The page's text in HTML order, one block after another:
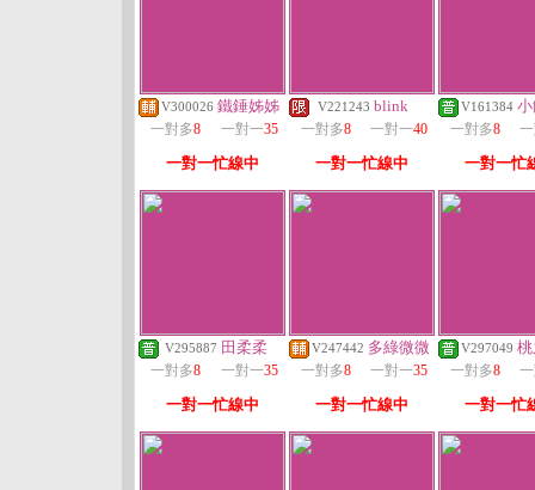
V300026 鐵錘姊姊
一對多8 一對一35
一對一忙線中
V221243 blink
一對多8 一對一40
一對一忙線中
V161384
一對多8
一對一忙
V295887 田柔柔
一對多8 一對一35
一對一忙線中
V247442 多綠微微
一對多8 一對一35
一對一忙線中
V297049
一對多8
一對一忙